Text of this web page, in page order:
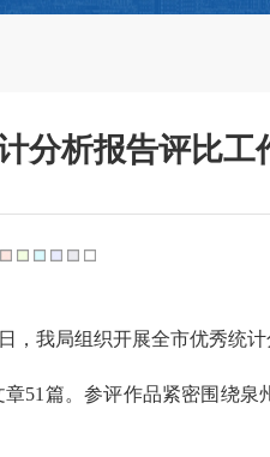
分析报告评比工
日，我局组织开展全市优秀统计
章51 篇。参评作品紧密围绕泉